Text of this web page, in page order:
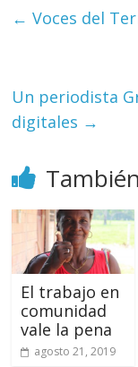
← Voces del
Un periodista
digitales →
El trabajo en
comunidad
vale la pena
agosto 21, 2019